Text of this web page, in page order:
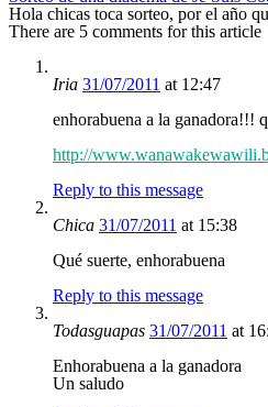
Hola chicas toca sorteo, por el año
There are 5 comments for this article
Iria 31/07/2011 at 12:47
enhorabuena a la ganadora!!!
http://
Reply to this message
Chica 31/07/2011 at 15:38
Qué suerte, enhorabuena
Reply to this message
Todasguapas 31/07/2011 at
Enhorabuena a la ganadora
Un saludo